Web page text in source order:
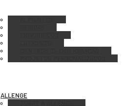
ALLENGE